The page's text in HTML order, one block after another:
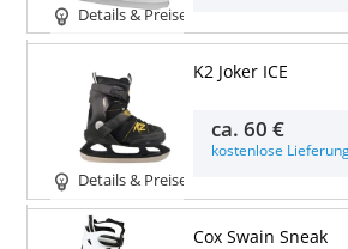
Details & Preise
Details & Preise
K2 Joker ICE
ca.60 €
kostenlose
Cox Swain Sneak